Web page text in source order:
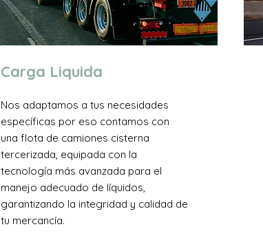
Carga Liquida
Nos adaptamos a tus necesidades
específicas por eso contamos con
una flota de camiones cisterna
tercerizada, equipada con la
tecnología más avanzada para el
manejo adecuado de líquidos,
garantizando la integridad y calidad de
tu mercancía.